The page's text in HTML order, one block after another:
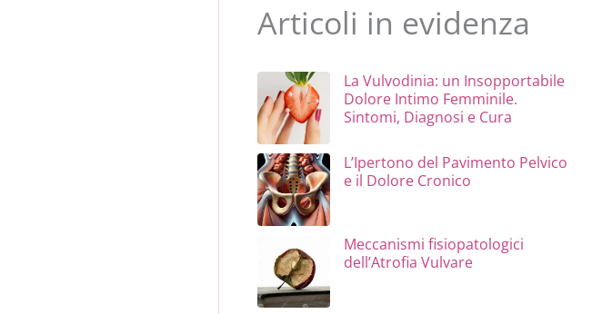
Articoli in evidenza
La Vulvodinia: un Insopportabile
Dolore Intimo Femminile.
Sintomi, Diagnosi e Cura
L’Ipertono del Pavimento Pelvico
e il Dolore Cronico
Meccanismi fisiopatologici
dell’Atrofia Vulvare